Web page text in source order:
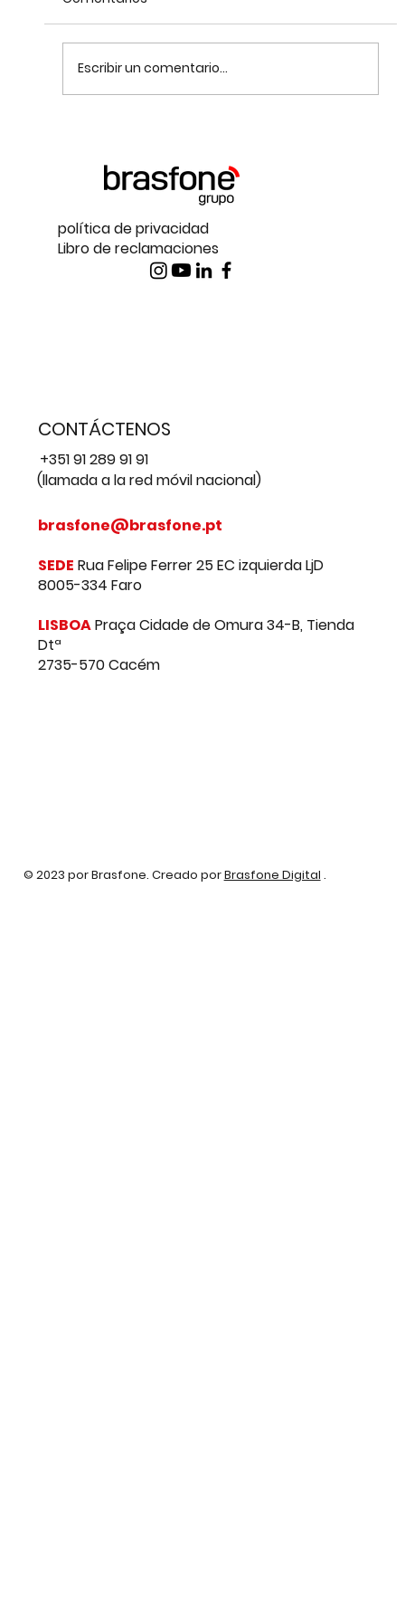
Tradicional: Vantagens Reais
Escribir un comentario...
+351 91 289 91 91
(llamada a la red móvil nacional)
brasfone@brasfone.pt
SEDE Rua Felipe Ferrer 25 EC izquierda LjD
8005-334 Faro
LISBOAPraça Cidade de Omura 34-B, Tienda
Dtª
2735-570 Cacém
© 2023 por Brasfone. Creado porBrasfone Digital .
CONTÁCTENOS
política de privacidad
Libro de reclamaciones